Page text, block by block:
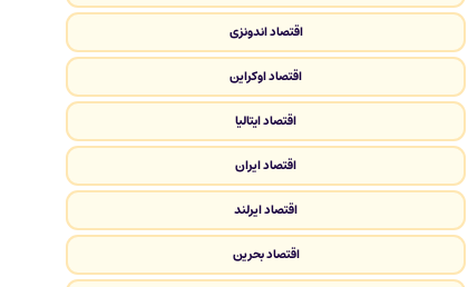
اقتصاد اندونزی
اقتصاد اوکراین
اقتصاد ایتالیا
اقتصاد ایران
اقتصاد ایرلند
اقتصاد بحرین